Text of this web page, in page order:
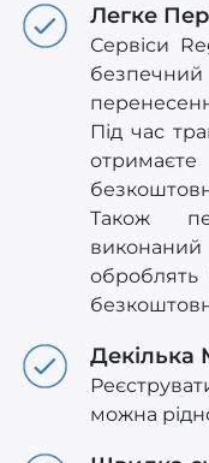
Легке
Сервіси
Під час
Також
оброблять
Декілька
можна